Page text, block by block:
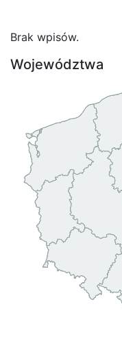
Brak wpisów.
Województwa